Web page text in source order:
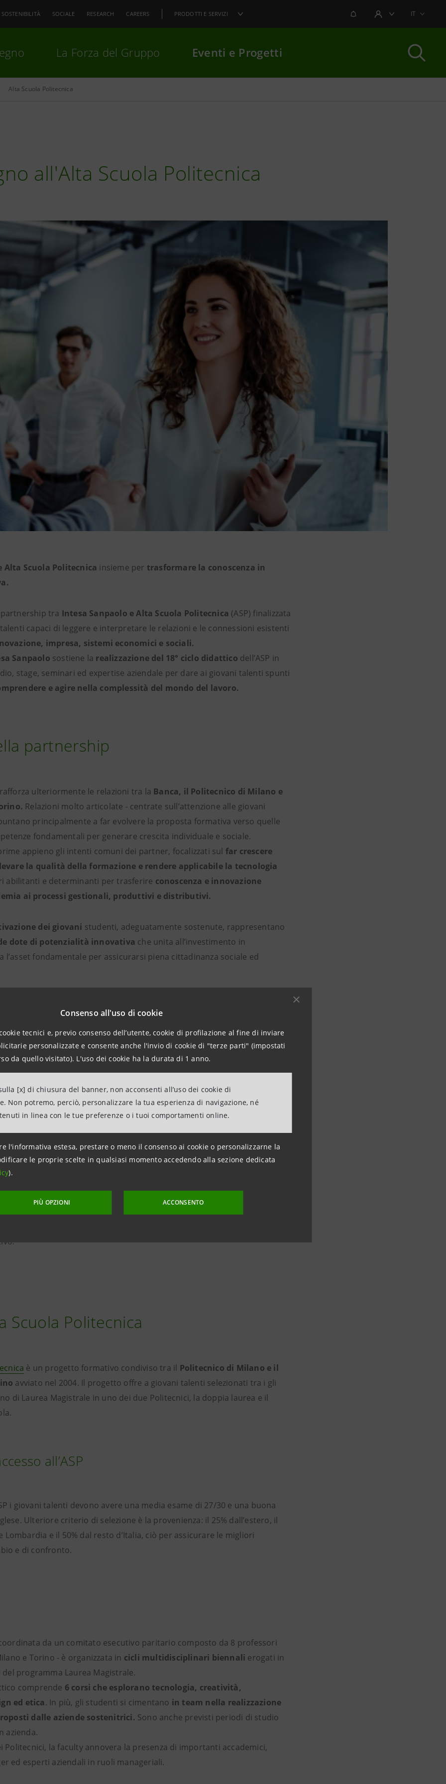
Consenso all'uso di cookie
tecnici e, previo consenso dell’utente, cookie di profilazione al fine di inviare
personalizzate e consente anche l'invio di cookie di "terze parti" (impostati
da quello visitato). L'uso dei cookie ha la durata di 1 anno.
[x] di chiusura del banner, non acconsenti all’uso dei cookie di
Non potremo, perciò, personalizzare la tua esperienza di navigazione, né
in linea con le tue preferenze o i tuoi comportamenti online.
l'informativa estesa, prestare o meno il consenso ai cookie o personalizzarne la
le proprie scelte in qualsiasi momento accedendo alla sezione dedicata
).
PIÙ OPZIONI ACCONSENTO
SOSTENIBILITÀ SOCIALE RESEARCH CAREERS PRODOTTI E SERVIZI NOTIFICHEAREA UTENTEIT
La Forza del Gruppo Eventi e Progetti
Alta Scuola Politecnica
all'Alta Scuola Politecnica
Alta Scuola Politecnica insieme per trasformare la conoscenza in
tra Intesa Sanpaolo e Alta Scuola Politecnica (ASP) finalizzata
capaci di leggere e interpretare le relazioni e le connessioni esistenti
impresa, sistemi economici e sociali.
Sanpaolo sostiene la realizzazione del 18° ciclo didattico dell’ASP in
stage, seminari ed expertise aziendale per dare ai giovani talenti spunti
e agire nella complessità del mondo del lavoro.
partnership
ulteriormente le relazioni tra la Banca, il Politecnico di Milano e
Relazioni molto articolate - centrate sull’attenzione alle giovani
principalmente a far evolvere la proposta formativa verso quelle
fondamentali per generare crescita individuale e sociale.
appieno gli intenti comuni dei partner, focalizzati sul far crescere
la qualità della formazione e rendere applicabile la tecnologia
abilitanti e determinanti per trasferire conoscenza e innovazione
ai processi gestionali, produttivi e distributivi.
dei giovani studenti, adeguatamente sostenute, rappresentano
dote di potenzialità innovativa che unita all’investimento in
l’asset fondamentale per assicurarsi piena cittadinanza sociale ed
, specie quando sono mirate a sviluppare percorsi
capaci di mettere insieme formazione, ricerca ed esperienza
efficacia se non accompagnata e indirizzata da persone con le
per utilizzarle e per comprenderne le interazioni e gli impatti negli
è necessaria una formazione tecnica che sviluppi una
individuale, sociale ed economica hanno trovato un punto di
Scuola Politecnica
è un progetto formativo condiviso tra il Politecnico di Milano e il
avviato nel 2004. Il progetto offre a giovani talenti selezionati tra i gli
di Laurea Magistrale in uno dei due Politecnici, la doppia laurea e il
all’ASP
i giovani talenti devono avere una media esame di 27/30 e una buona
Ulteriore criterio di selezione è la provenienza: il 25% dall’estero, il
Lombardia e il 50% dal resto d’Italia, ciò per assicurare le migliori
e di confronto.
da un comitato esecutivo paritario composto da 8 professori
e Torino - è organizzata in cicli multidisciplinari biennali erogati in
programma Laurea Magistrale.
comprende 6 corsi che esplorano tecnologia, creatività,
ed etica. In più, gli studenti si cimentano in team nella realizzazione
dalle aziende sostenitrici. Sono anche previsti periodi di studio
azienda.
Politecnici, la faculty annovera la presenza di importanti accademici,
ed esperti aziendali in ruoli manageriali.